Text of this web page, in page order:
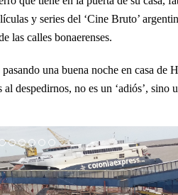
y series del ‘Cine Bruto’
las calles bonaerenses.
una buena noche en casa de
despedirnos, no es un ‘adiós’, sino